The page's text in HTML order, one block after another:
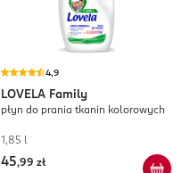
4,9
LOVELA Family
płyn do prania tkanin kolorowych
1,85 l
45,99 zł